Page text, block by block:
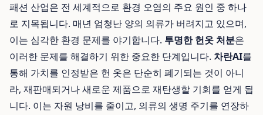
패션 산업은 전 세계적으로 환경 오염의 주요 원인 중 하나
로 지목됩니다. 매년 엄청난 양의 의류가 버려지고 있으며,
이는 심각한 환경 문제를 야기합니다. 투명한 헌옷 처분은
이러한 문제를 해결하기 위한 중요한 단계입니다. 차란AI를
통해 가치를 인정받은 헌 옷은 단순히 폐기되는 것이 아니
라, 재판매되거나 새로운 제품으로 재탄생할 기회를 얻게 됩
니다. 이는 자원 낭비를 줄이고, 의류의 생명 주기를 연장하